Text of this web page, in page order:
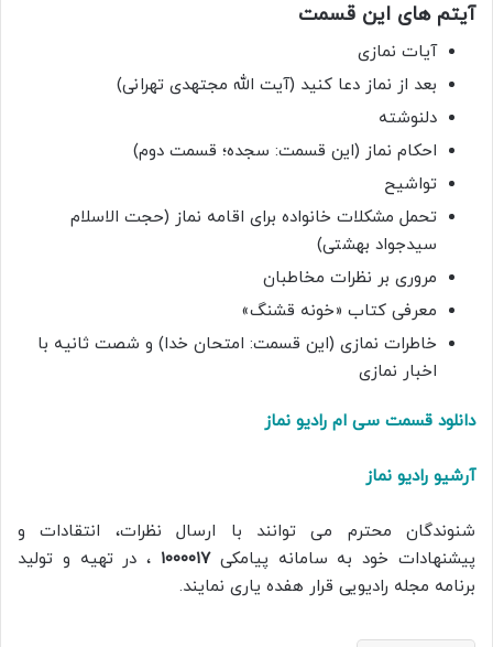
آیتم های این قسمت
آیات نمازی
بعد از نماز دعا کنید (آیت الله مجتهدی تهرانی)
دلنوشته
احکام نماز (این قسمت: سجده؛ قسمت دوم)
تواشیح
تحمل مشکلات خانواده برای اقامه نماز (حجت الاسلام
سیدجواد بهشتی)
مروری بر نظرات مخاطبان
معرفی کتاب «خونه قشنگ»
خاطرات نمازی (این قسمت: امتحان خدا) و شصت ثانیه با
اخبار نمازی
دانلود قسمت سی ام رادیو نماز
آرشیو رادیو نماز
شنوندگان محترم می توانند با ارسال نظرات، انتقادات و
پیشنهادات خود به سامانه پیامکی۱۰۰۰۰۱۷ ، در تهیه و تولید
برنامه مجله رادیویی قرار هفده یاری نمایند.